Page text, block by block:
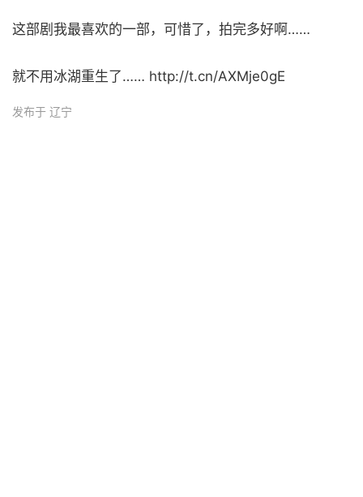
这部剧我最喜欢的一部，可惜了，拍完多好啊……
就不用冰湖重生了…… http://t.cn/AXMje0gE ​
发布于 辽宁